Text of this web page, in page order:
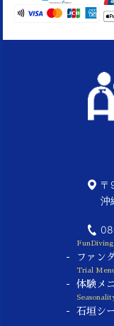
沖
FunDiving
ファン
Trial
体験メ
石垣シ